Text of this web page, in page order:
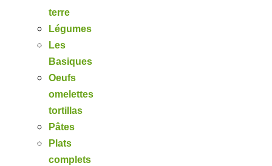
terre
Légumes
Les
Basiques
Oeufs
omelettes
tortillas
Pâtes
Plats
complets